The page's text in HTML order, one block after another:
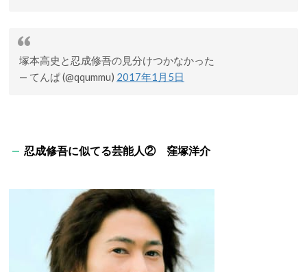
塚本高史と忍成修吾の見分けつかなかった
— てんぱ (@qqummu) 2017年1月5日
忍成修吾に似てる芸能人② 窪塚洋介